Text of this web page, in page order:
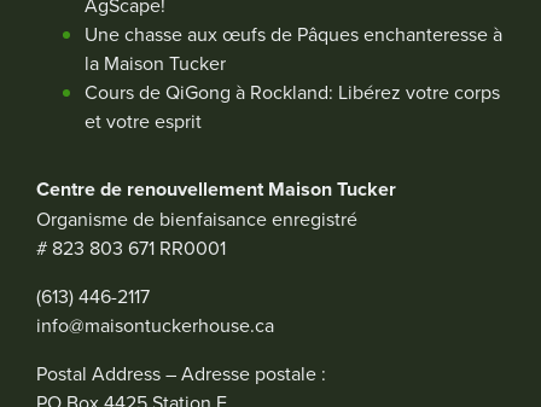
Une chasse aux œufs de Pâques enchanteresse à
la Maison Tucker
Cours de QiGong à Rockland: Libérez votre corps
et votre esprit
Centre de renouvellement Maison Tucker
Organisme de bienfaisance enregistré
# 823 803 671 RR0001
(613) 446-2117
info@maisontuckerhouse.ca
Postal Address – Adresse postale :